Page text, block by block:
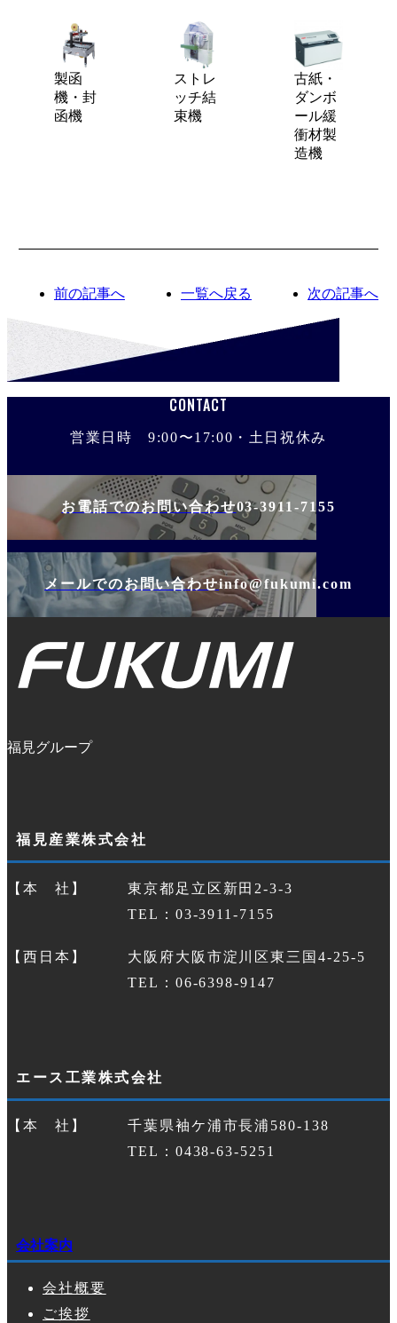
製函
機・封
函機
ストレ
ッチ結
束機
古紙・
ダンボ
ール緩
衝材製
造機
前の記事へ 一覧へ戻る 次の記事へ
CONTACT
営業日時 9:00〜17:00・土日祝休み
お電話でのお問い合わせ03-3911-7155
メールでのお問い合わせinfo@fukumi.com
福見グループ
福見産業株式会社
【本 社】
東京都足立区新田2-3-3
TEL：03-3911-7155
【西日本】
大阪府大阪市淀川区東三国4-25-5
TEL：06-6398-9147
エース工業株式会社
【本 社】
千葉県袖ケ浦市長浦580-138
TEL：0438-63-5251
会社案内
会社概要
ご挨拶